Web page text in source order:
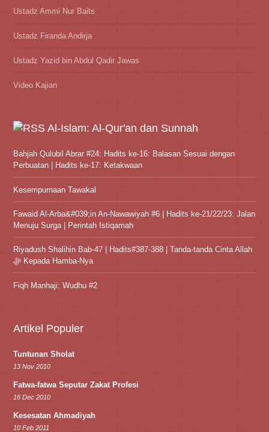
Ustadz Ammi Nur Baits
Ustadz Firanda Andirja
Ustadz Yazid bin Abdul Qadir Jawas
Video Kajian
Al-Islam: Al-Qur'an dan Sunnah
Bahjah Qulubil Abrar #24: Hadits ke-16: Balasan Sesuai dengan
Perbuatan | Hadits ke-17: Ketakwaan
Kesempurnaan Tawakal
Fawaid Al-Arba&#039;in An-Nawawiyah #6 | Hadits ke-21/22/23: Jalan
Menuju Surga | Perintah Istiqamah
Riyadush Shalihin Bab-47 | Hadits#387-388 | Tanda-tanda Cinta Allah
ﷻ Kepada Hamba-Nya
Fiqh Manhaji: Wudhu #2
Artikel Populer
Tuntunan Sholat
13 Nov 2010
Fatwa-fatwa Seputar Zakat Profesi
16 Dec 2010
Kesesatan Ahmadiyah
10 Feb 2011